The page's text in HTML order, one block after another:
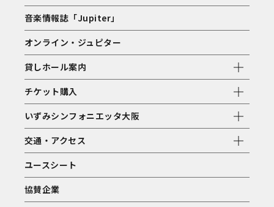
音楽情報誌「Jupiter」
オンライン・ジュピター
貸しホール案内
チケット購入
いずみシンフォニエッタ大阪
交通・アクセス
ユースシート
協賛企業